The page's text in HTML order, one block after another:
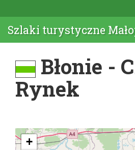
Szlaki turystyczne
Błonie -
Rynek
+